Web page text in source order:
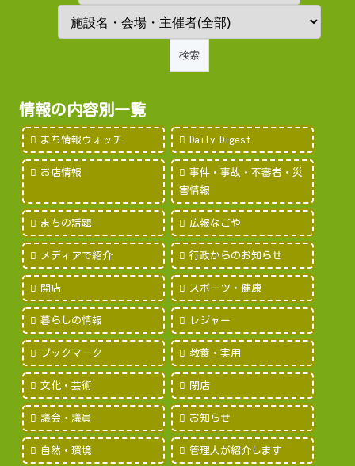
情報の内容別一覧
まち情報ウォッチ Daily Digest
お店情報
事件・事故・不審者・災
害情報
まちの話題 広報なごや
メディアで紹介 行政からのお知らせ
開店 スポーツ・健康
暮らしの情報 レジャー
ブックマーク 教養・実用
文化・芸術 閉店
議会・議員 お知らせ
自然・環境 管理人が紹介します